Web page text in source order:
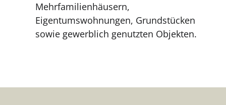
Mehrfamilienhäusern,
Eigentumswohnungen, Grundstücken
sowie gewerblich genutzten Objekten.